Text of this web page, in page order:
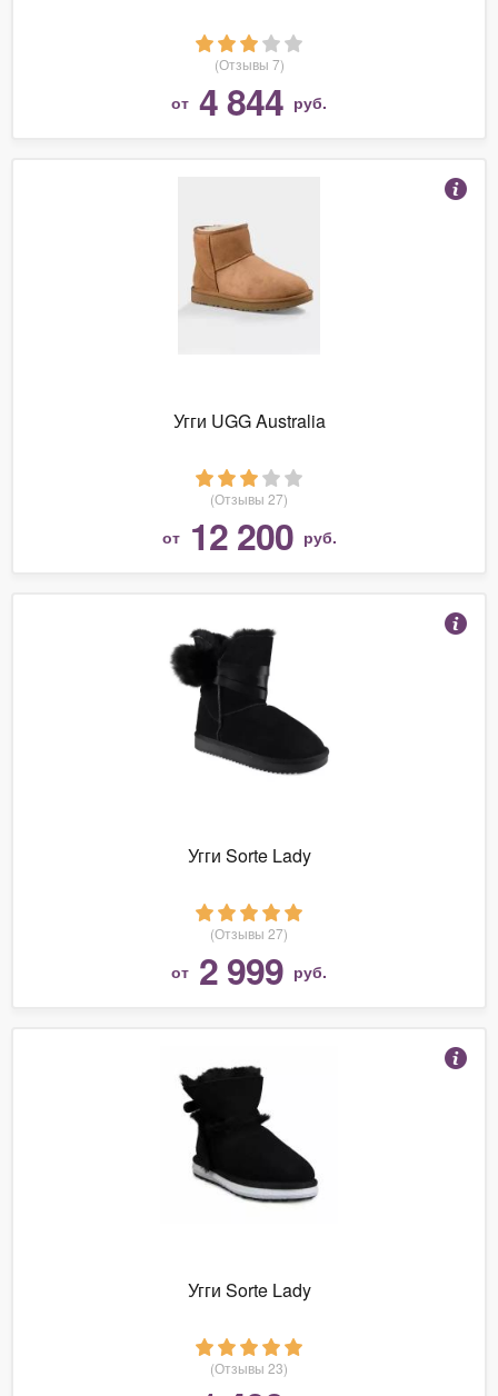
(Отзывы 7)
от 4 844 руб.
Угги UGG Australia
(Отзывы 27)
от 12 200 руб.
Угги Sorte Lady
(Отзывы 27)
от 2 999 руб.
Угги Sorte Lady
(Отзывы 23)